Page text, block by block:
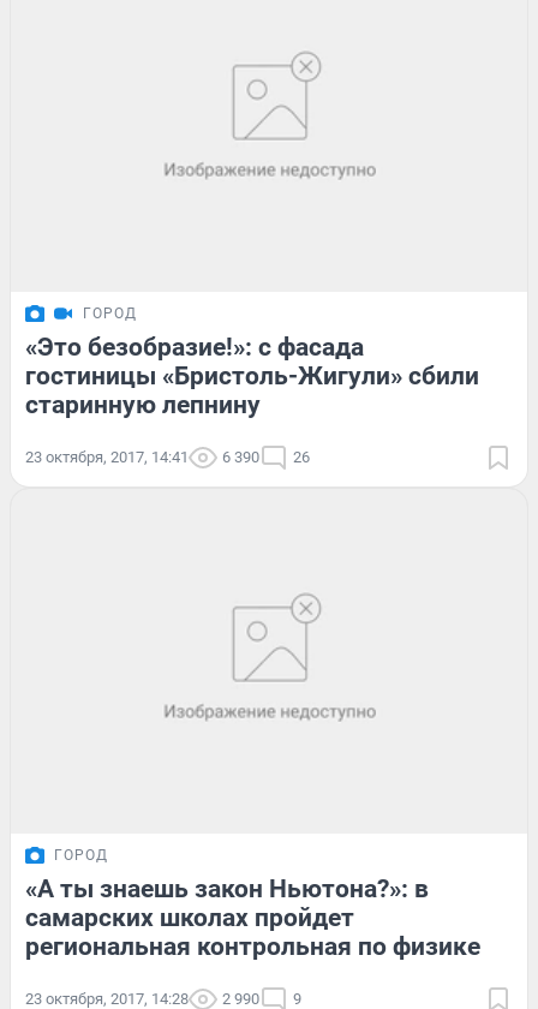
ГОРОД
«Это безобразие!»: с фасада
гостиницы «Бристоль-Жигули» сбили
старинную лепнину
23 октября, 2017, 14:41 6 390 26
ГОРОД
«А ты знаешь закон Ньютона?»: в
самарских школах пройдет
региональная контрольная по физике
23 октября, 2017, 14:28 2 990 9